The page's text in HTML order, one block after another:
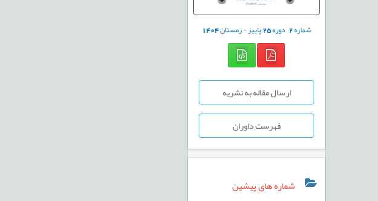
شماره2 دوره25پاییز - زمستان1404
ارسال مقاله به نشریه
فهرست داوران
شماره های پیشین